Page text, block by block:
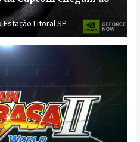
Estação Litoral SP